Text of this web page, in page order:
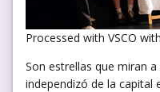
Processed with VSCO
Son estrellas que miran
independizó de la capital